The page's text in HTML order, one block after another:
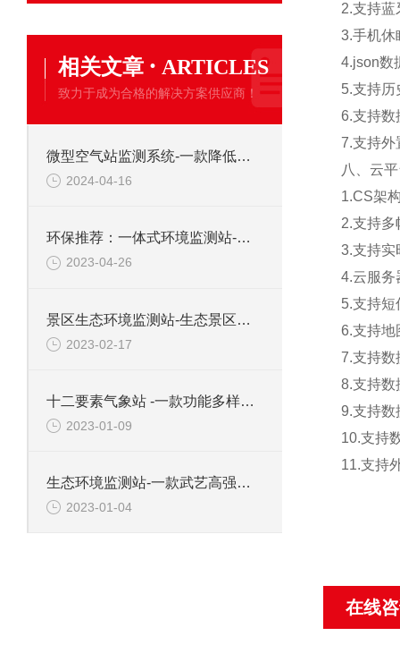
相关文章 · ARTICLES
致力于成为合格的解决方案供应商！
微型空气站监测系统-一款降低误差率的大型自动气象站2024天合顺丰包邮
2024-04-16
环保推荐：一体式环境监测站-进口ASA材质的超声波气象站2023顺丰包邮
2023-04-26
景区生态环境监测站-生态景区用的负氧离子监测站#2023已更新
2023-02-17
十二要素气象站 -一款功能多样的十二要素一体式气象站#2023已更新
2023-01-09
生态环境监测站-一款武艺高强的超声波气象站#2023已更新
2023-01-04
2.支持蓝
3.手机休
4.json数
5.支持历
6.支持数
7.支持外
八、云
1.CS架
2.支持多
3.支持实
4.云服务
5.支持短
6.支持地
7.支持数
8.支持数
9.支持数
10.支持
11.支持
在线